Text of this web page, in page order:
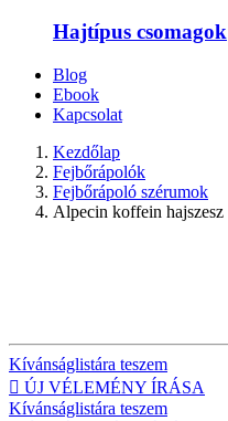
Hajtípus csomagok
Blog
Ebook
Kapcsolat
Kezdőlap
Fejbőrápolók
Fejbőrápoló szérumok
Alpecin koffein hajszesz
Kívánságlistára teszem
 ÚJ VÉLEMÉNY ÍRÁSA
Kívánságlistára teszem